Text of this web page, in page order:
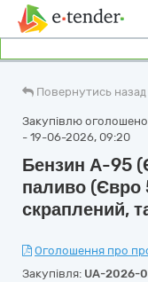
Повернутись назад
Закупівлю
- 19-06-2026, 09:20
Бензин А-95
паливо (Євро
скраплений,
Оголошення про
Закупівля: UA-2026-